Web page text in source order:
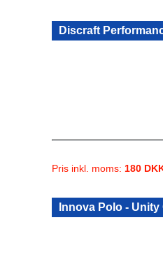
Discraft
Pris inkl. moms: 180
Innova Polo -